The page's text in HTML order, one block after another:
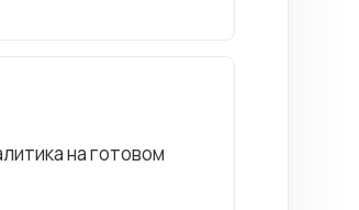
на готовом